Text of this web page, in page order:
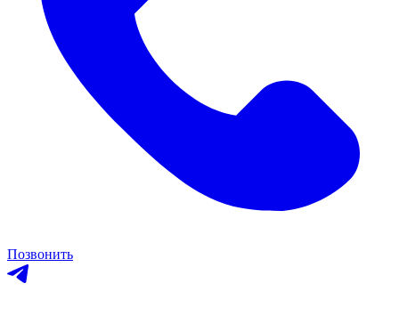
Позвонить